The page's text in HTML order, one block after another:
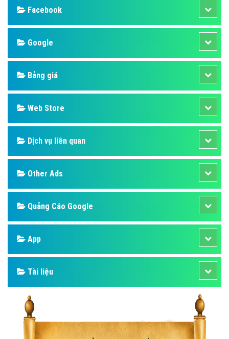
Facebook
Google
Bảng giá
Web Store
Dịch vụ liên quan
Other Ads
Quảng Cáo Google
App
Tài liệu